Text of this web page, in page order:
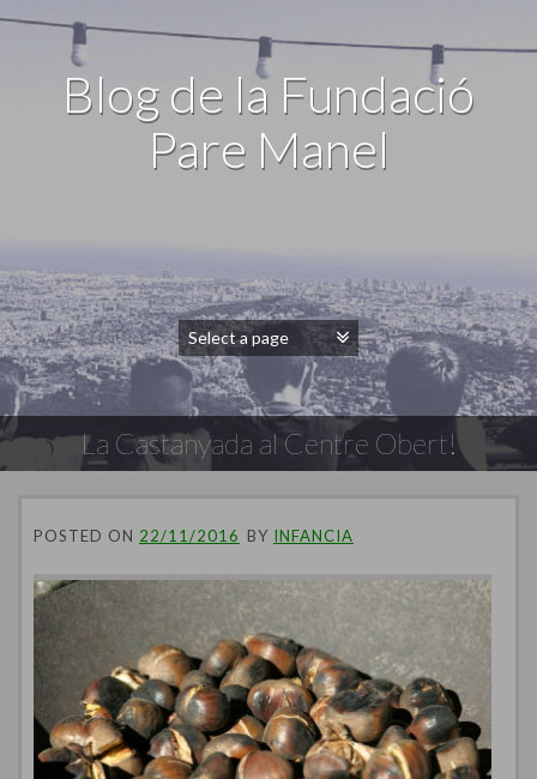
Blog de la Fundació
Pare Manel
La Castanyada al Centre Obert!
POSTED ON 22/11/2016 BY INFANCIA